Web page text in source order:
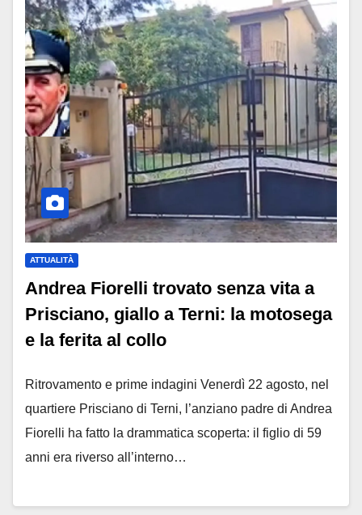
ATTUALITÀ
Andrea Fiorelli trovato senza vita a
Prisciano, giallo a Terni: la motosega
e la ferita al collo
Ritrovamento e prime indagini Venerdì 22 agosto, nel
quartiere Prisciano di Terni, l’anziano padre di Andrea
Fiorelli ha fatto la drammatica scoperta: il figlio di 59
anni era riverso all’interno…